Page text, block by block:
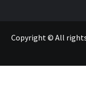
Copyright © All